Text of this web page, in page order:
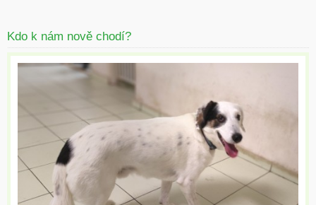
Kdo k nám nově chodí?